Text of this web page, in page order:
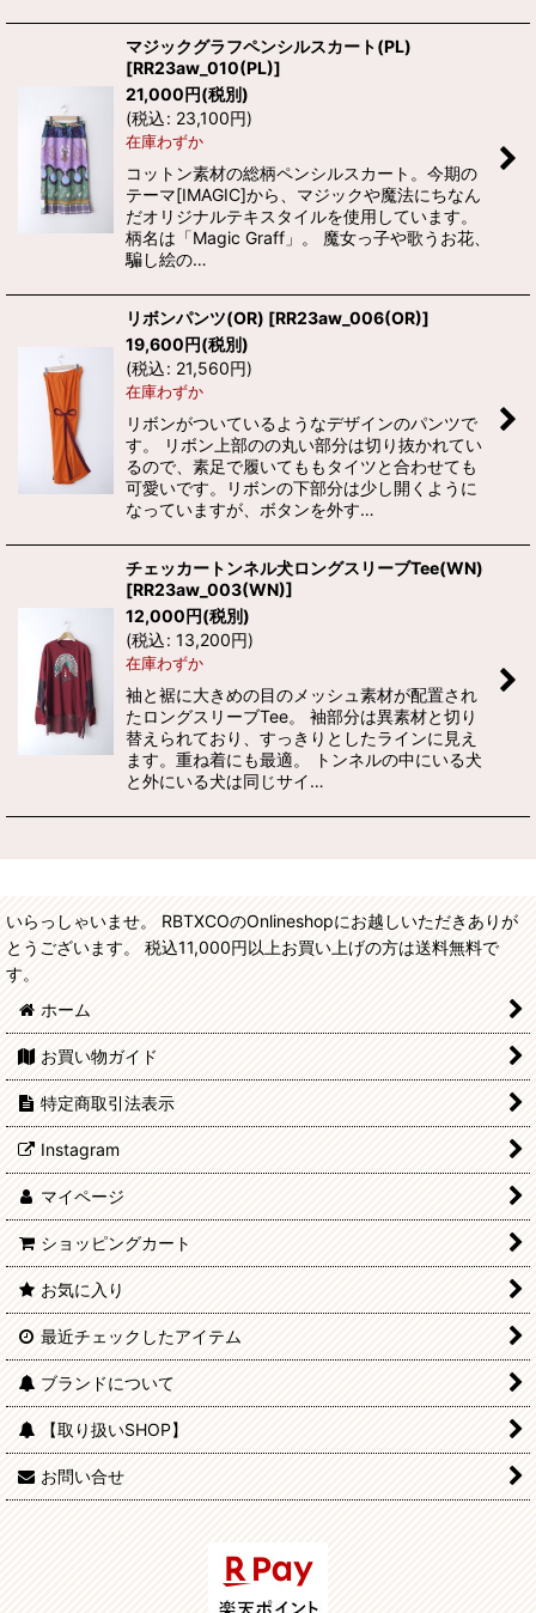
マジックグラフペンシルスカート(PL)
[RR23aw_010(PL)]
21,000円(税別)
(税込: 23,100円)
在庫わずか
コットン素材の総柄ペンシルスカート。今期の
テーマ[IMAGIC]から、マジックや魔法にちなん
だオリジナルテキスタイルを使用しています。
柄名は「Magic Graff」。 魔女っ子や歌うお花、
騙し絵の…
リボンパンツ(OR) [RR23aw_006(OR)]
19,600円(税別)
(税込: 21,560円)
在庫わずか
リボンがついているようなデザインのパンツで
す。 リボン上部のの丸い部分は切り抜かれてい
るので、素足で履いてももタイツと合わせても
可愛いです。リボンの下部分は少し開くように
なっていますが、ボタンを外す…
チェッカートンネル犬ロングスリーブTee(WN)
[RR23aw_003(WN)]
12,000円(税別)
(税込: 13,200円)
在庫わずか
袖と裾に大きめの目のメッシュ素材が配置され
たロングスリーブTee。 袖部分は異素材と切り
替えられており、すっきりとしたラインに見え
ます。重ね着にも最適。 トンネルの中にいる犬
と外にいる犬は同じサイ…
いらっしゃいませ。 RBTXCOのOnlineshopにお越しいただきありが
とうございます。 税込11,000円以上お買い上げの方は送料無料で
す。
ホーム
お買い物ガイド
特定商取引法表示
Instagram
マイページ
ショッピングカート
お気に入り
最近チェックしたアイテム
ブランドについて
【取り扱いSHOP】
お問い合せ